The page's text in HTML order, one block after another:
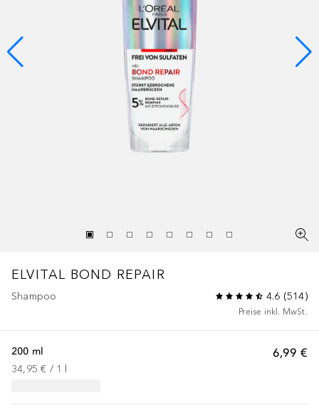
ELVITAL BOND REPAIR
Shampoo 4.6 (514)
Preise inkl. MwSt.
6,99 €
200 ml
34,95 € / 1